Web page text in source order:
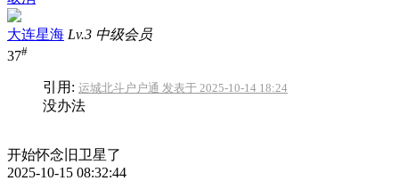
大连星海 Lv.3 中级会员
37#
引用: 运城北斗户户通 发表于 2025-10-14 18:24
没办法
开始怀念旧卫星了
2025-10-15 08:32:44